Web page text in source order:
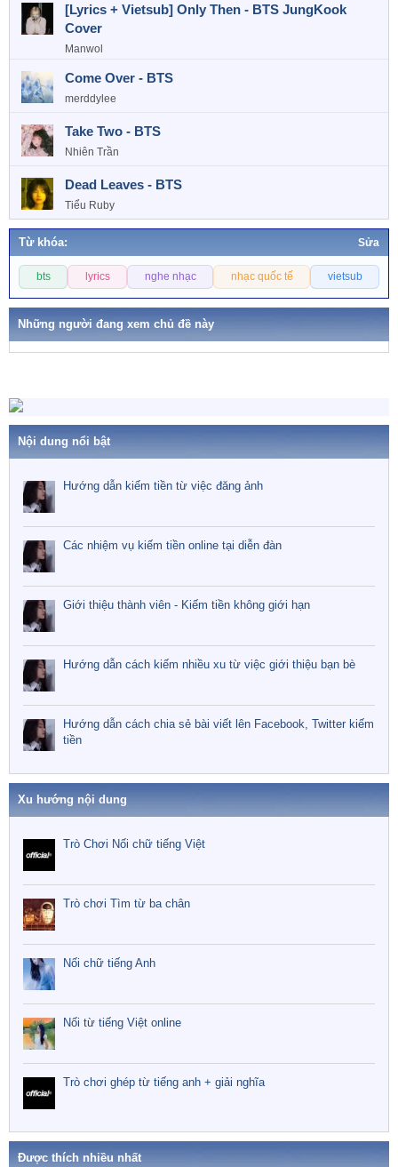
[Lyrics + Vietsub] Only Then - BTS JungKook
Cover
Manwol
Come Over - BTS
merddylee
Take Two - BTS
Nhiên Trần
Dead Leaves - BTS
Tiểu Ruby
Từ khóa: Sửa
k
ó
a
bts lyrics nghe nhạc nhạc quốc tế vietsub
Những người đang xem chủ đề này
Nội dung nổi bật
Hướng dẫn kiếm tiền từ việc đăng ảnh
Các nhiệm vụ kiếm tiền online tại diễn đàn
Giới thiệu thành viên - Kiếm tiền không giới hạn
Hướng dẫn cách kiếm nhiều xu từ việc giới thiệu bạn bè
Hướng dẫn cách chia sẻ bài viết lên Facebook, Twitter kiếm
tiền
Xu hướng nội dung
Trò Chơi Nối chữ tiếng Việt
Trò chơi Tìm từ ba chân
Nối chữ tiếng Anh
Nối từ tiếng Việt online
Trò chơi ghép từ tiếng anh + giải nghĩa
Được thích nhiều nhất